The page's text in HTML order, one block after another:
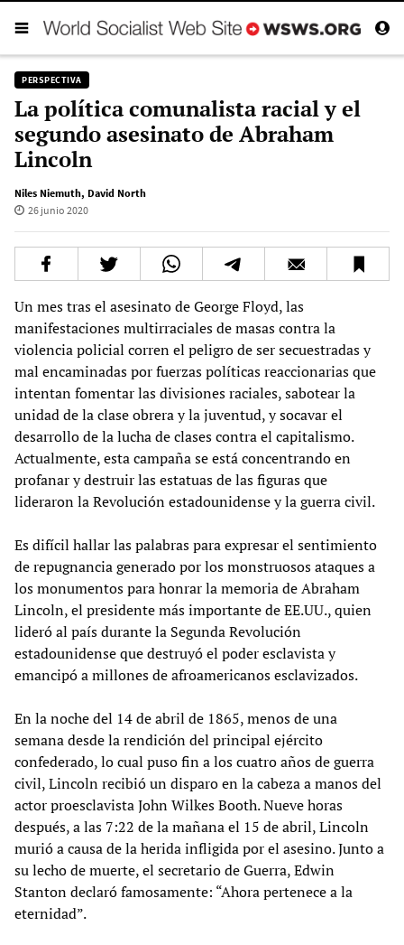
PERSPECTIVA
La política comunalista racial y el
segundo asesinato de Abraham
Lincoln
Niles Niemuth, David North
26 junio 2020
Un mes tras el asesinato de George Floyd, las
manifestaciones multirraciales de masas contra la
violencia policial corren el peligro de ser secuestradas y
mal encaminadas por fuerzas políticas reaccionarias que
intentan fomentar las divisiones raciales, sabotear la
unidad de la clase obrera y la juventud, y socavar el
desarrollo de la lucha de clases contra el capitalismo.
Actualmente, esta campaña se está concentrando en
profanar y destruir las estatuas de las figuras que
lideraron la Revolución estadounidense y la guerra civil.
Es difícil hallar las palabras para expresar el sentimiento
de repugnancia generado por los monstruosos ataques a
los monumentos para honrar la memoria de Abraham
Lincoln, el presidente más importante de EE.UU., quien
lideró al país durante la Segunda Revolución
estadounidense que destruyó el poder esclavista y
emancipó a millones de afroamericanos esclavizados.
En la noche del 14 de abril de 1865, menos de una
semana desde la rendición del principal ejército
confederado, lo cual puso fin a los cuatro años de guerra
civil, Lincoln recibió un disparo en la cabeza a manos del
actor proesclavista John Wilkes Booth. Nueve horas
después, a las 7:22 de la mañana el 15 de abril, Lincoln
murió a causa de la herida infligida por el asesino. Junto a
su lecho de muerte, el secretario de Guerra, Edwin
Stanton declaró famosamente: “Ahora pertenece a la
eternidad”.